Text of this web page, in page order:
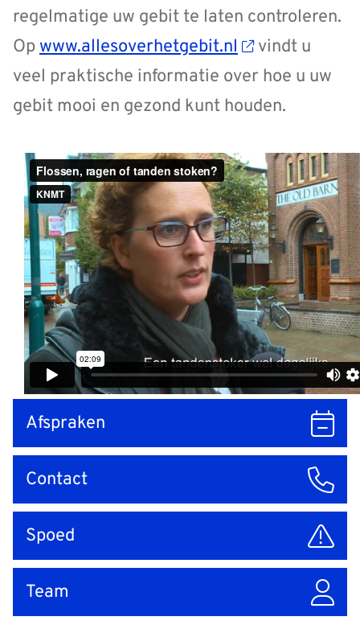
regelmatige uw gebit te laten controleren.
Op www.allesoverhetgebit.nl
vindt u
veel praktische informatie over hoe u uw
gebit mooi en gezond kunt houden.
naar
Afspraken
Contact
Spoed
Team